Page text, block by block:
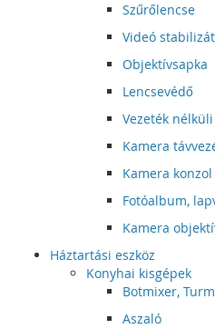
Szűrőlencse
Videó
Objektívsapka
Lencsevédő
Vezeték
Kamera
Kamera konzol
Fotóalbum,
Kamera
Háztartási eszköz
Konyhai kisgépek
Botmixer,
Aszaló